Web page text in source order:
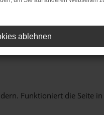
Funktioniert die Seite
ablehnen